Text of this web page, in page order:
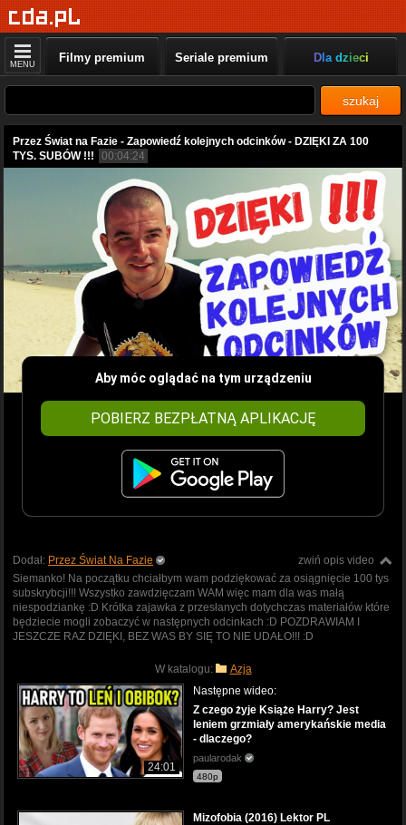
MENU Filmy premium Seriale premium Dla dzieci
szukaj
Przez Świat na Fazie - Zapowiedź kolejnych odcinków - DZIĘKI ZA 100
TYS. SUBÓW !!!
00:04:24
Aby móc oglądać na tym urządzeniu
POBIERZ BEZPŁATNĄ APLIKACJĘ
zwiń opis video
Dodał: Przez Świat Na Fazie
Siemanko! Na początku chciałbym wam podziękować za osiągnięcie 100 tys
subskrybcji!!! Wszystko zawdzięczam WAM więc mam dla was małą
niespodziankę :D Krótka zajawka z przesłanych dotychczas materiałów które
będziecie mogli zobaczyć w następnych odcinkach :D POZDRAWIAM I
JESZCZE RAZ DZIĘKI, BEZ WAS BY SIĘ TO NIE UDAŁO!!! :D
W katalogu: Azja
24:01
Następne wideo:
Z czego żyje Książe Harry? Jest
leniem grzmiały amerykańskie media
- dlaczego?
paularodak
480p
Mizofobia (2016) Lektor PL